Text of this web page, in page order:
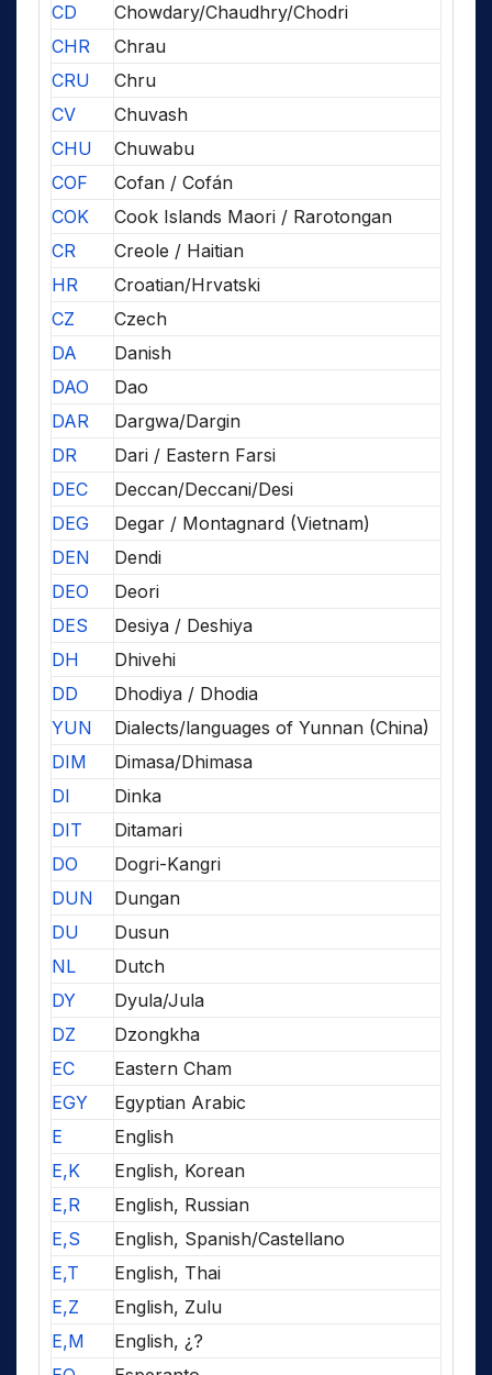
CD
Chowdary/Chaudhry/Chodri
CHR
Chrau
CRU
Chru
CV
Chuvash
CHU
Chuwabu
COF
Cofan / Cofán
COK
Cook Islands Maori / Rarotongan
CR
Creole / Haitian
HR
Croatian/Hrvatski
CZ
Czech
DA
Danish
DAO
Dao
DAR
Dargwa/Dargin
DR
Dari / Eastern Farsi
DEC
Deccan/Deccani/Desi
DEG
Degar / Montagnard (Vietnam)
DEN
Dendi
DEO
Deori
DES
Desiya / Deshiya
DH
Dhivehi
DD
Dhodiya / Dhodia
YUN
Dialects/languages of Yunnan (China)
DIM
Dimasa/Dhimasa
DI
Dinka
DIT
Ditamari
DO
Dogri-Kangri
DUN
Dungan
DU
Dusun
NL
Dutch
DY
Dyula/Jula
DZ
Dzongkha
EC
Eastern Cham
EGY
Egyptian Arabic
E
English
E,K
English, Korean
E,R
English, Russian
E,S
English, Spanish/Castellano
E,T
English, Thai
E,Z
English, Zulu
E,M
English, ¿?